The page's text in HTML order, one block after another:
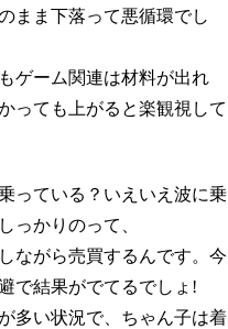
まま下落って悪循環でし
ゲーム関連は材料が出れ
っても上がると楽観視して
っている？いえいえ波に乗
っかりのって、
ながら売買するんです。今
で結果がでてるでしょ!
多い状況で、ちゃん子は着